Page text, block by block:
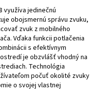
mAh zaisťuje, že zariadenie
vydrží v prevádzke aj cez dlhé
pracovné smeny. Zariadenie
je možné nabíjať aj zo
štandardných nabíjačiek USB
typu C.
využíva jedinečnú
obojsmernú správu zvuku,
zvuk z mobilného
Vďaka funkcii potlačenia
s efektívnym
je obzvlášť vhodný na
Technológia
počuť okolité zvuky
o svojej vlastnej